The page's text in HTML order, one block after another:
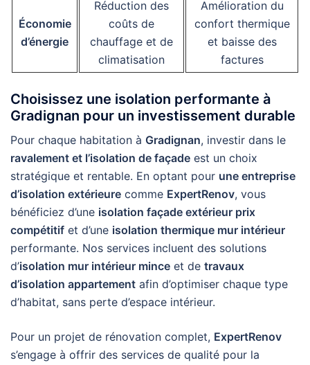
Économie
d’énergie
Réduction des
coûts de
chauffage et de
climatisation
Amélioration du
confort thermique
et baisse des
factures
Choisissez une isolation performante à
Gradignan pour un investissement durable
Pour chaque habitation à Gradignan, investir dans le
ravalement et l’isolation de façade est un choix
stratégique et rentable. En optant pour une entreprise
d’isolation extérieure comme ExpertRenov, vous
bénéficiez d’une isolation façade extérieur prix
compétitif et d’une isolation thermique mur intérieur
performante. Nos services incluent des solutions
d’isolation mur intérieur mince et de travaux
d’isolation appartement afin d’optimiser chaque type
d’habitat, sans perte d’espace intérieur.
Pour un projet de rénovation complet, ExpertRenov
s’engage à offrir des services de qualité pour la